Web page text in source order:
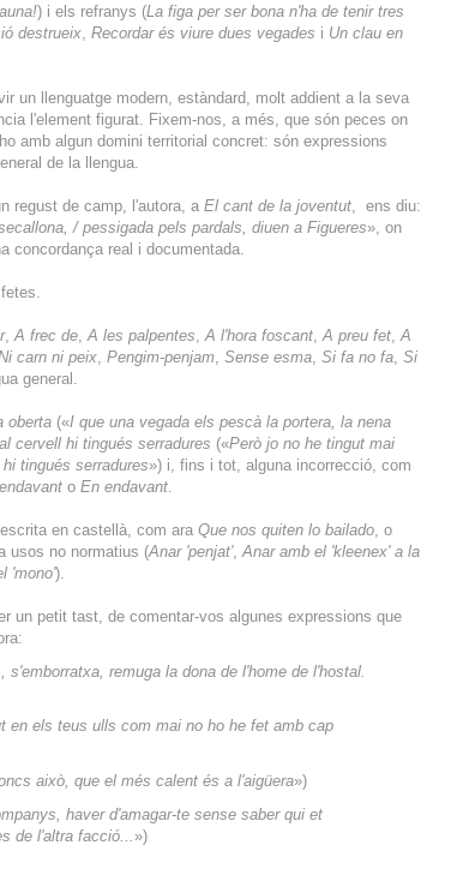
) i els refranys (La figa per ser bona n'ha de tenir tres
destrueix Recordar és viure dues vegades i Un clau en
un llenguatge modern, estàndard, molt addient a la seva
l'element figurat. Fixem-nos, a més, que són peces on
amb algun domini territorial concret: són expressions
de la llengua.
regust de camp, l'autora, a El cant de la joventut , ens diu:
/ pessigada pels pardals, diuen a Figueres», on
concordança real i documentada.
, A frec de A les palpentes A l'hora foscant A preu fet A
carn ni peix Pengim-penjam Sense esma Si fa no fa Si
general.
oberta («I que una vegada els pescà la portera, la nena
cervell hi tingués serradures («Però jo no he tingut mai
tingués serradures») i, fins i tot, alguna incorrecció, com
o En endavant
en castellà, com ara Que nos quiten lo bailado , o
usos no normatius (Anar 'penjat', Anar amb el 'kleenex' a la
'mono').
un petit tast, de comentar-vos algunes expressions que
remuga la dona de l'home de l'hostal.
en els teus ulls com mai no ho he fet amb cap
això, que el més calent és a l'aigüera»)
haver d'amagar-te sense saber qui et
de l'altra facció... »)